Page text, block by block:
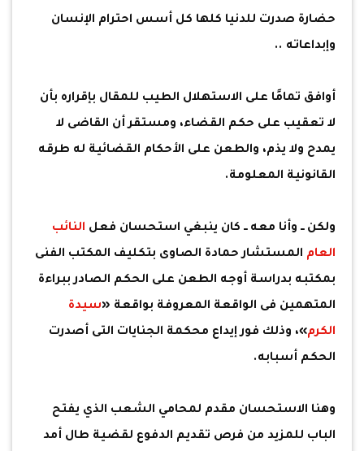
حضارة صدرت للدنيا كلها كل أسس احترام الإنسان
وإبداعاته ..
أوافق تمامًا على الاستهلال الطيب للمقال بإقراره بأن
لا تعقيب على حكم القضاء، ومستقر أن القاضى لا
يمدح ولا يذم، والطعن على الأحكام القضائية له طرقه
القانونية المعلومة.
ولكن ــ وأنا معه ــ كان ينبغي استحسان فعل النائب
العام المستشار حمادة الصاوى بتكليف المكتب الفنى
بمكتبه بدراسة أوجه الطعن على الحكم الصادر ببراءة
المتهمين فى الواقعة المعروفة بواقعة «سيدة
الكرم»، وذلك فور إيداع محكمة الجنايات التى أصدرت
الحكم أسبابه.
وهنا الاستحسان مقدم لمحامي الشعب الذي يفتح
الباب للمزيد من فرص تقديم الدفوع لقضية طال أمد